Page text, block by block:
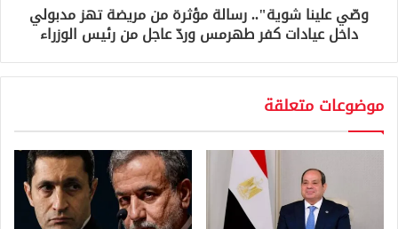
وصّي علينا شوية".. رسالة مؤثرة من مريضة تهز مدبولي
داخل عيادات كفر طهرمس وردّ عاجل من رئيس الوزراء
موضوعات متعلقة